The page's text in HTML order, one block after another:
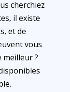
cherchiez
il existe
et de
vous
meilleur ?